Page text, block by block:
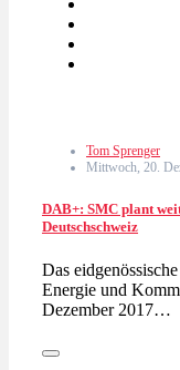
Tom Sprenger
Mittwoch, 20.
DAB+: SMC plant
Deutschschweiz
Das
Energie und
Dezember 2017…